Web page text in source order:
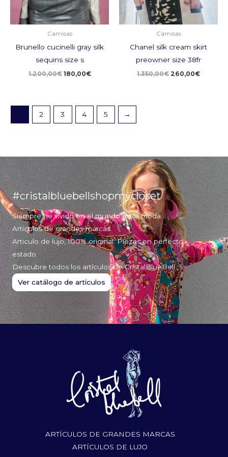
Camisas
Brunello cucinelli gray silk
sequins size s
1.200,00€ 180,00€
Camisas
Chanel silk cream skirt
preowner size 38fr
1.350,00€ 260,00€
2 3 4 5 →
#cristalbluebellshopmycloset
Siempre he vivido en el mundo de la moda.
Artículos de grandes marcas.
Articulo de lujo, 100% original. Piezas en perfecto
estado.
Descubre todos los artículos de CristalBlueBell
Ver catálogo de artículos
ARTÍCULOS DE GRANDES MARCAS
ARTÍCULOS DE LUJO